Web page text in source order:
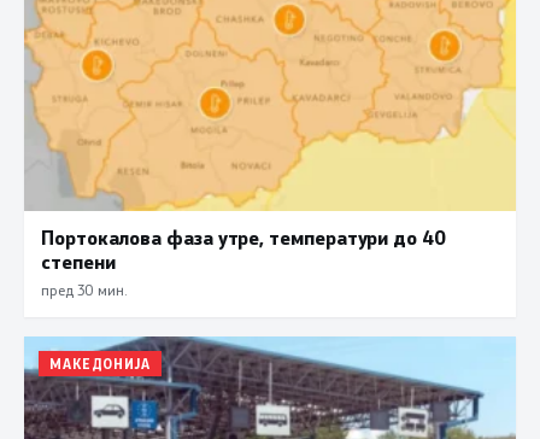
Портокалова фаза утре, температури до 40
степени
пред 30 мин.
МАКЕДОНИЈА